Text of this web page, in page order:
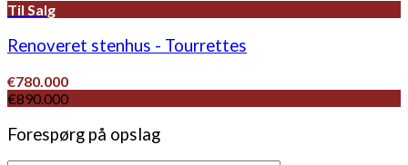
Til Salg
Renoveret stenhus - Tourrettes
€780.000
€890.000
Forespørg på opslag